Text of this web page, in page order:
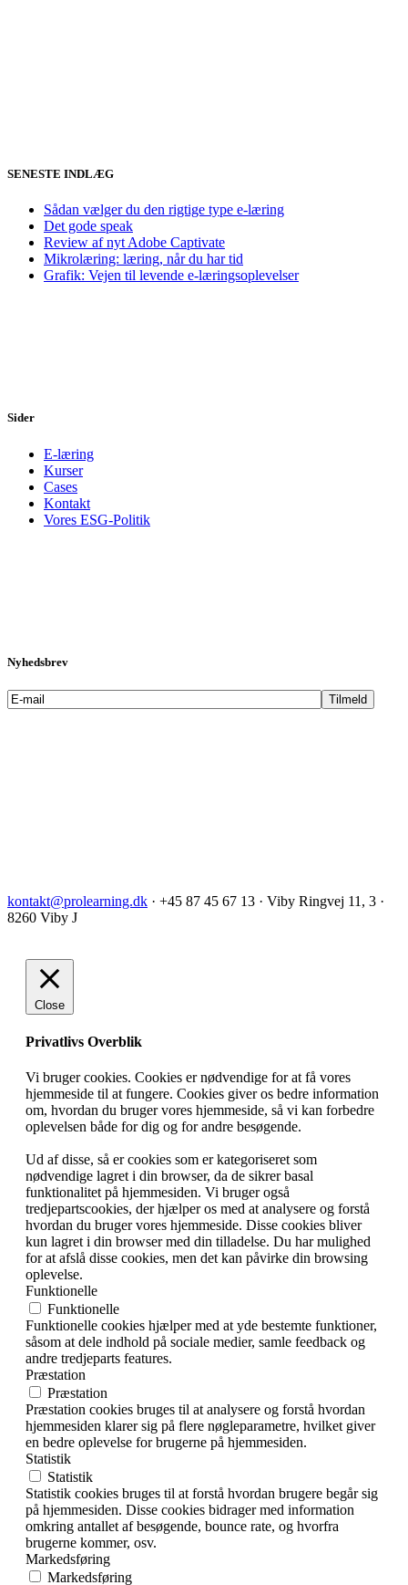
SENESTE INDLÆG
Sådan vælger du den rigtige type e-læring
Det gode speak
Review af nyt Adobe Captivate
Mikrolæring: læring, når du har tid
Grafik: Vejen til levende e-læringsoplevelser
Sider
E-læring
Kurser
Cases
Kontakt
Vores ESG-Politik
Nyhedsbrev
kontakt@prolearning.dk · +45 87 45 67 13 · Viby Ringvej 11, 3 ·
8260 Viby J
Close
Privatlivs Overblik
Vi bruger cookies. Cookies er nødvendige for at få vores
hjemmeside til at fungere. Cookies giver os bedre information
om, hvordan du bruger vores hjemmeside, så vi kan forbedre
oplevelsen både for dig og for andre besøgende.
Ud af disse, så er cookies som er kategoriseret som
nødvendige lagret i din browser, da de sikrer basal
funktionalitet på hjemmesiden. Vi bruger også
tredjepartscookies, der hjælper os med at analysere og forstå
hvordan du bruger vores hjemmeside. Disse cookies bliver
kun lagret i din browser med din tilladelse. Du har mulighed
for at afslå disse cookies, men det kan påvirke din browsing
oplevelse.
Funktionelle
Funktionelle
Funktionelle cookies hjælper med at yde bestemte funktioner,
såsom at dele indhold på sociale medier, samle feedback og
andre tredjeparts features.
Præstation
Præstation
Præstation cookies bruges til at analysere og forstå hvordan
hjemmesiden klarer sig på flere nøgleparametre, hvilket giver
en bedre oplevelse for brugerne på hjemmesiden.
Statistik
Statistik
Statistik cookies bruges til at forstå hvordan brugere begår sig
på hjemmesiden. Disse cookies bidrager med information
omkring antallet af besøgende, bounce rate, og hvorfra
brugerne kommer, osv.
Markedsføring
Markedsføring